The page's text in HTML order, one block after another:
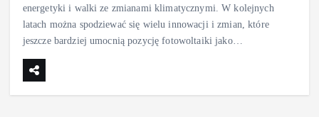
energetyki i walki ze zmianami klimatycznymi. W kolejnych
latach można spodziewać się wielu innowacji i zmian, które
jeszcze bardziej umocnią pozycję fotowoltaiki jako…